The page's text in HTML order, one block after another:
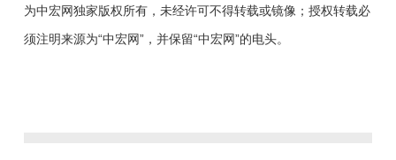
为中宏网独家版权所有，未经许可不得转载或镜像；授权转载必
须注明来源为“中宏网”，并保留“中宏网”的电头。